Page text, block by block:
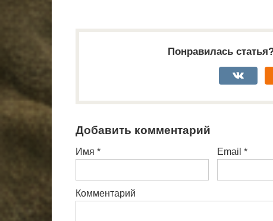
Понравилась
Добавить комментарий
Имя * Email *
Комментарий